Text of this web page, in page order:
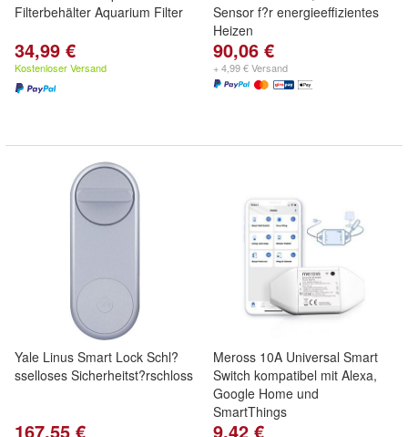
Filterbehälter Aquarium Filter
34,99 €
Kostenloser Versand
Sensor f?r energieeffizientes
Heizen
90,06 €
+ 4,99 € Versand
Yale Linus Smart Lock Schl?
sselloses Sicherheitst?rschloss
167,55 €
Meross 10A Universal Smart
Switch kompatibel mit Alexa,
Google Home und
SmartThings
9,42 €